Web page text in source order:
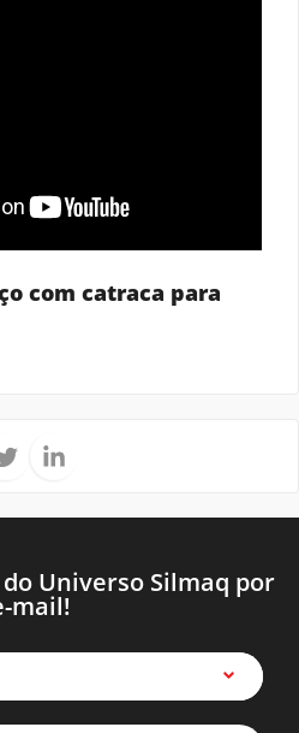
com catraca para
Universo Silmaq por
mail!